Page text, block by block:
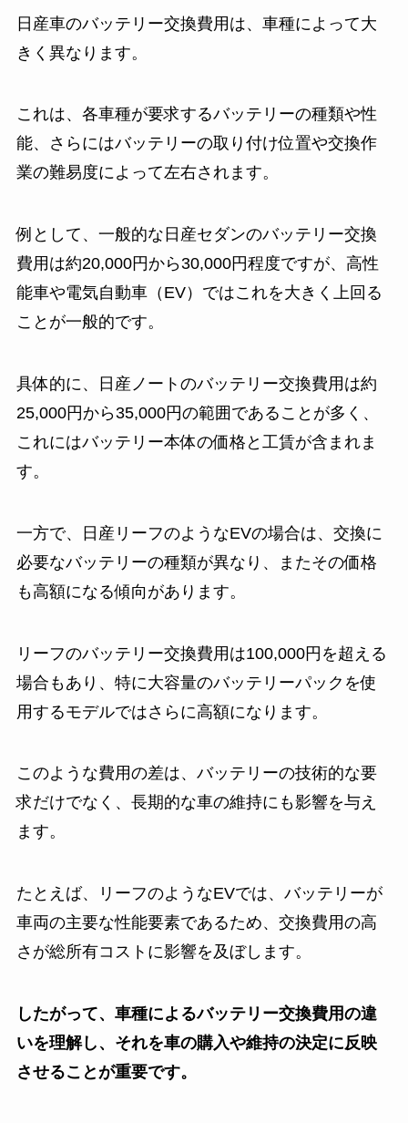
日産車のバッテリー交換費用は、車種によって大
きく異なります。
これは、各車種が要求するバッテリーの種類や性
能、さらにはバッテリーの取り付け位置や交換作
業の難易度によって左右されます。
例として、一般的な日産セダンのバッテリー交換
費用は約20,000円から30,000円程度ですが、高性
能車や電気自動車（EV）ではこれを大きく上回る
ことが一般的です。
具体的に、日産ノートのバッテリー交換費用は約
25,000円から35,000円の範囲であることが多く、
これにはバッテリー本体の価格と工賃が含まれま
す。
一方で、日産リーフのようなEVの場合は、交換に
必要なバッテリーの種類が異なり、またその価格
も高額になる傾向があります。
リーフのバッテリー交換費用は100,000円を超える
場合もあり、特に大容量のバッテリーパックを使
用するモデルではさらに高額になります。
このような費用の差は、バッテリーの技術的な要
求だけでなく、長期的な車の維持にも影響を与え
ます。
たとえば、リーフのようなEVでは、バッテリーが
車両の主要な性能要素であるため、交換費用の高
さが総所有コストに影響を及ぼします。
したがって、車種によるバッテリー交換費用の違
いを理解し、それを車の購入や維持の決定に反映
させることが重要です。